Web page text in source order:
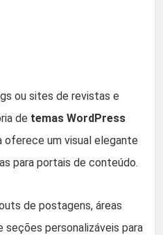
ou sites de revistas e
de temas WordPress
oferece um visual elegante
para portais de conteúdo.
de postagens, áreas
seções personalizáveis para